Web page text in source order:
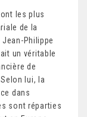
les plus
de la
Philippe
un véritable
de
lui, la
dans
sont réparties